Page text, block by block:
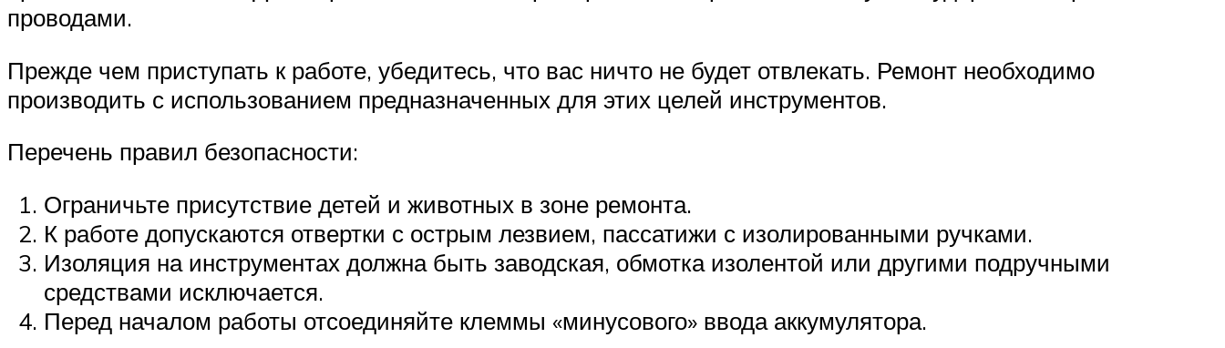
проводами.
Прежде чем приступать к работе, убедитесь, что вас ничто не будет отвлекать. Ремонт необходимо
производить с использованием предназначенных для этих целей инструментов.
Перечень правил безопасности:
Ограничьте присутствие детей и животных в зоне ремонта.
К работе допускаются отвертки с острым лезвием, пассатижи с изолированными ручками.
Изоляция на инструментах должна быть заводская, обмотка изолентой или другими подручными
средствами исключается.
Перед началом работы отсоединяйте клеммы «минусового» ввода аккумулятора.